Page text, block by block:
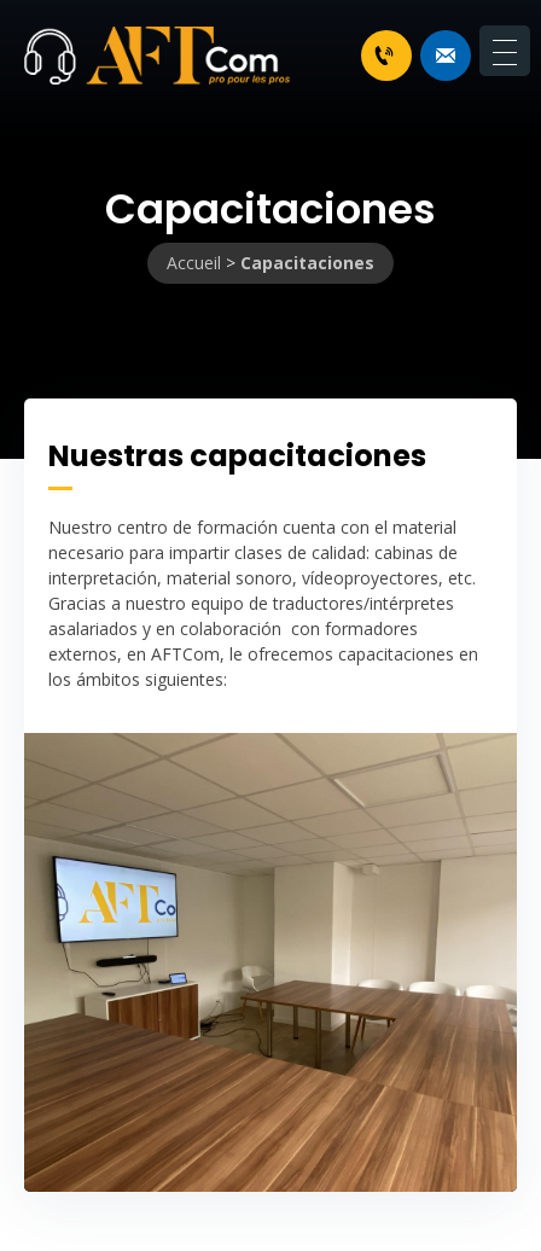
Capacitaciones
Accueil > Capacitaciones
Nuestras capacitaciones
Nuestro centro de formación cuenta con el material
necesario para impartir clases de calidad: cabinas de
interpretación, material sonoro, vídeoproyectores, etc.
Gracias a nuestro equipo de traductores/intérpretes
asalariados y en colaboración con formadores
externos, en AFTCom, le ofrecemos capacitaciones en
los ámbitos siguientes: